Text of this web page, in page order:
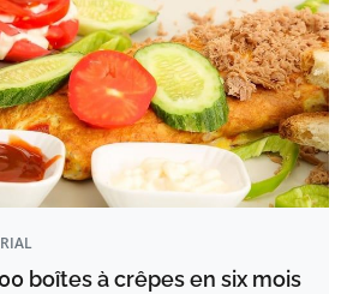
boîtes à crêpes en six mois